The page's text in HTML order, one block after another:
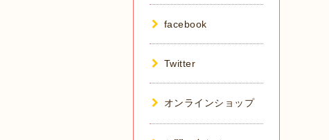
facebook
Twitter
オンラインショップ